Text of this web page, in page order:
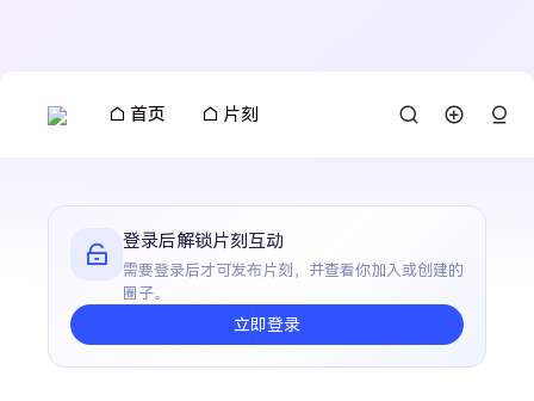
首页 片刻
登录后解锁片刻互动
需要登录后才可发布片刻，并查看你加入或创建的
圈子。
立即登录